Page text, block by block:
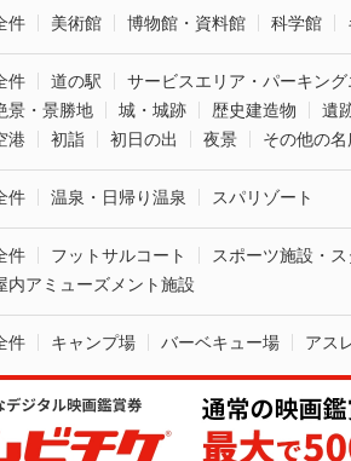
件 美術館 博物館・資料館 科学館
件 道の駅 サービスエリア・パーキング
景・景勝地
城・城跡 歴史建造物 遺
港
初詣 初日の出 夜景 その他の名
件 温泉・日帰り温泉 スパリゾート
件 フットサルコート スポーツ施設・ス
内アミューズメント施設
件 キャンプ場 バーベキュー場 アス